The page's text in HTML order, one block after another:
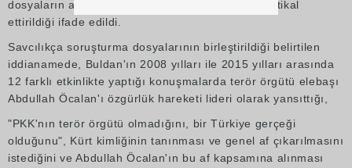
dosyaların ayrı ayrı Cumhuriyet Başsavcılığına intikal
ettirildiği ifade edildi.
Savcılıkça soruşturma dosyalarının birleştirildiği belirtilen
iddianamede, Buldan'ın 2008 yılları ile 2015 yılları arasında
12 farklı etkinlikte yaptığı konuşmalarda terör örgütü elebaşı
Abdullah Öcalan'ı özgürlük hareketi lideri olarak yansıttığı,
"PKK'nın terör örgütü olmadığını, bir Türkiye gerçeği
olduğunu", Kürt kimliğinin tanınması ve genel af çıkarılmasını
istediğini ve Abdullah Öcalan'ın bu af kapsamına alınması